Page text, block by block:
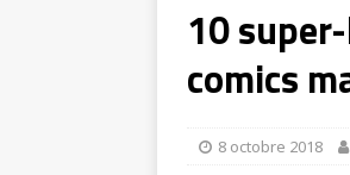
10
comics
8 octobre 2018